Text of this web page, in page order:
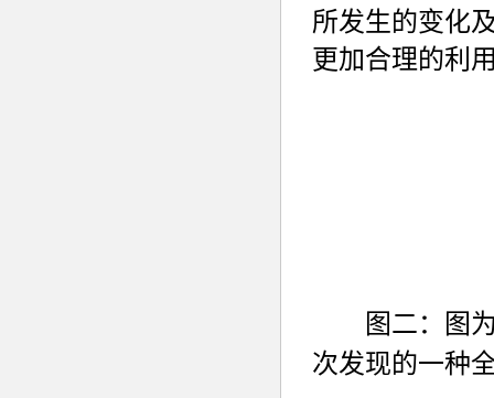
所发生的变化
更加合理的利
图二：图为
次发现的一种